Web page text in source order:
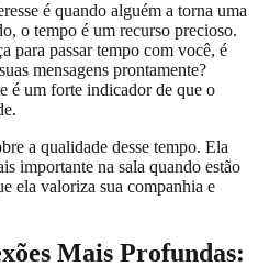
é quando alguém a torna uma
o tempo é um recurso precioso.
para passar tempo com você, é
mensagens prontamente?
é um forte indicador de que o
a qualidade desse tempo. Ela
importante na sala quando estão
ela valoriza sua companhia e
Mais Profundas: